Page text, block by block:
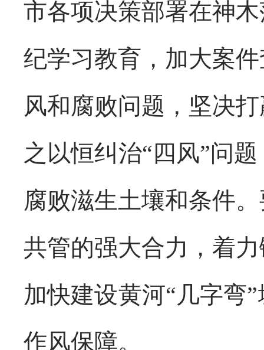
市各项决策部署在神
纪学习教育，加大案
风和腐败问题，坚决
之以恒纠治“四风”问
腐败滋生土壤和条件
共管的强大合力，着
加快建设黄河“几字弯
作风保障。